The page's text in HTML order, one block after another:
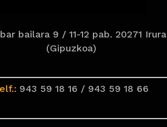
bailara 9 / 11-12 pab. 20271 Irura
(Gipuzkoa)
943 59 18 16 / 943 59 18 66